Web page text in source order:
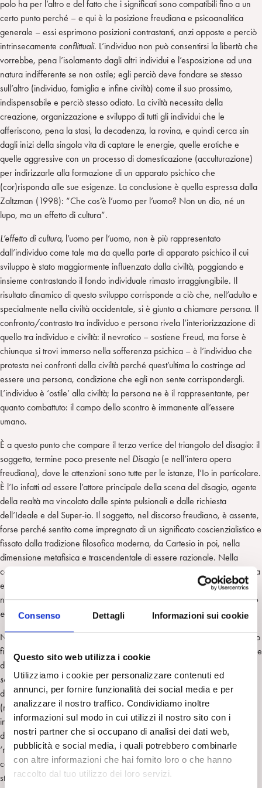
Consenso Dettagli Informazioni sui cookie
Questo sito web utilizza i cookie
Utilizziamo i cookie per personalizzare contenuti ed
annunci, per fornire funzionalità dei social media e per
analizzare il nostro traffico. Condividiamo inoltre
informazioni sul modo in cui utilizzi il nostro sito con i
nostri partner che si occupano di analisi dei dati web,
pubblicità e social media, i quali potrebbero combinarle
con altre informazioni che hai fornito loro o che hanno
raccolto dal tuo utilizzo dei loro servizi.
polo ha per l’altro e del fatto che i significati sono compatibili fino a un
certo punto perché – e qui è la posizione freudiana e psicoanalitica
generale – essi esprimono posizioni contrastanti, anzi opposte e perciò
intrinsecamente conflittuali. L’individuo non può consentirsi la libertà che
vorrebbe, pena l’isolamento dagli altri individui e l’esposizione ad una
natura indifferente se non ostile; egli perciò deve fondare se stesso
sull’altro (individuo, famiglia e infine civiltà) come il suo prossimo,
indispensabile e perciò stesso odiato. La civiltà necessita della
creazione, organizzazione e sviluppo di tutti gli individui che le
afferiscono, pena la stasi, la decadenza, la rovina, e quindi cerca sin
dagli inizi della singola vita di captare le energie, quelle erotiche e
quelle aggressive con un processo di domesticazione (acculturazione)
per indirizzarle alla formazione di un apparato psichico che
(cor)risponda alle sue esigenze. La conclusione è quella espressa dalla
Zaltzman (1998): “Che cos’è l’uomo per l’uomo? Non un dio, né un
lupo, ma un effetto di cultura”.
L’effetto di cultura, l’uomo per l’uomo, non è più rappresentato
dall’individuo come tale ma da quella parte di apparato psichico il cui
sviluppo è stato maggiormente influenzato dalla civiltà, poggiando e
insieme contrastando il fondo individuale rimasto irraggiungibile. Il
risultato dinamico di questo sviluppo corrisponde a ciò che, nell’adulto e
specialmente nella civiltà occidentale, si è giunto a chiamare persona. Il
confronto/contrasto tra individuo e persona rivela l’interiorizzazione di
quello tra individuo e civiltà: il nevrotico – sostiene Freud, ma forse è
chiunque si trovi immerso nella sofferenza psichica – è l’individuo che
protesta nei confronti della civiltà perché quest’ultima lo costringe ad
essere una persona, condizione che egli non sente corrispondergli.
L’individuo è ‘ostile’ alla civiltà; la persona ne è il rappresentante, per
quanto combattuto: il campo dello scontro è immanente all’essere
umano.
È a questo punto che compare il terzo vertice del triangolo del disagio: il
soggetto, termine poco presente nel Disagio(e nell’intera opera
freudiana), dove le attenzioni sono tutte per le istanze, l’Io in particolare.
È l’Io infatti ad essere l’attore principale della scena del disagio, agente
della realtà ma vincolato dalle spinte pulsionali e dalle richiesta
dell’Ideale e del Super-io. Il soggetto, nel discorso freudiano, è assente,
forse perché sentito come impregnato di un significato coscienzialistico e
fissato dalla tradizione filosofica moderna, da Cartesio in poi, nella
dimensione metafisica e trascendentale di essere razionale. Nella
concezione freudiana invece la psiche si estende ben oltre la coscienza
e il pensiero vero e proprio è ben diverso da quello cosciente, quindi
non v’è posto per il soggetto cosciente e razionale della filosofia:il vero
essere psichico è inconscio.
Nel corso del Novecento, tuttavia, secondo una certa lettura del dibattito
filosofico (Cortella 2020), ha avuto luogo una progressiva modificazione
del centro di attenzione filosofica con il passaggio dal paradigma del
soggettoa quello dellinguaggio. In tale passaggio la nozione filosofica
di soggetto è andato perdendo le connotazioni ontologiche precedenti
(metafisiche, in quanto essenzialistiche e sostanzialistiche), acquistando
invece caratteristiche diverse, più dinamiche e meno legate al piano
della coscienza. In Foucault per es. il soggetto ha acquistatostoricità
‘morte dell’uomo’ in quanto sostanza metafisica dell’umanità e la
concezione della coppia soggetto/oggetto nei termini di un apriori
storico esprimono con forza tale cambiamento. I concetti di individuo e